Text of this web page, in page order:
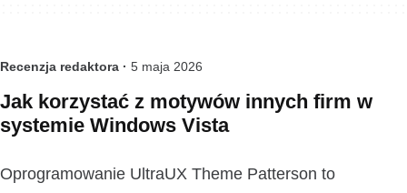
Recenzja redaktora · 5 maja 2026
Jak korzystać z motywów innych firm w
systemie Windows Vista
Oprogramowanie UltraUX Theme Patterson to